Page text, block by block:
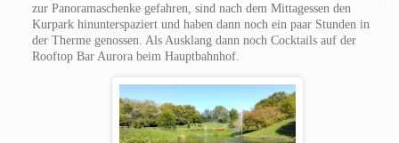
zur Panoramaschenke gefahren, sind nach dem Mittagessen den
Kurpark hinunterspaziert und haben dann noch ein paar Stunden in
der Therme genossen. Als Ausklang dann noch Cocktails auf der
Rooftop Bar Aurora beim Hauptbahnhof.